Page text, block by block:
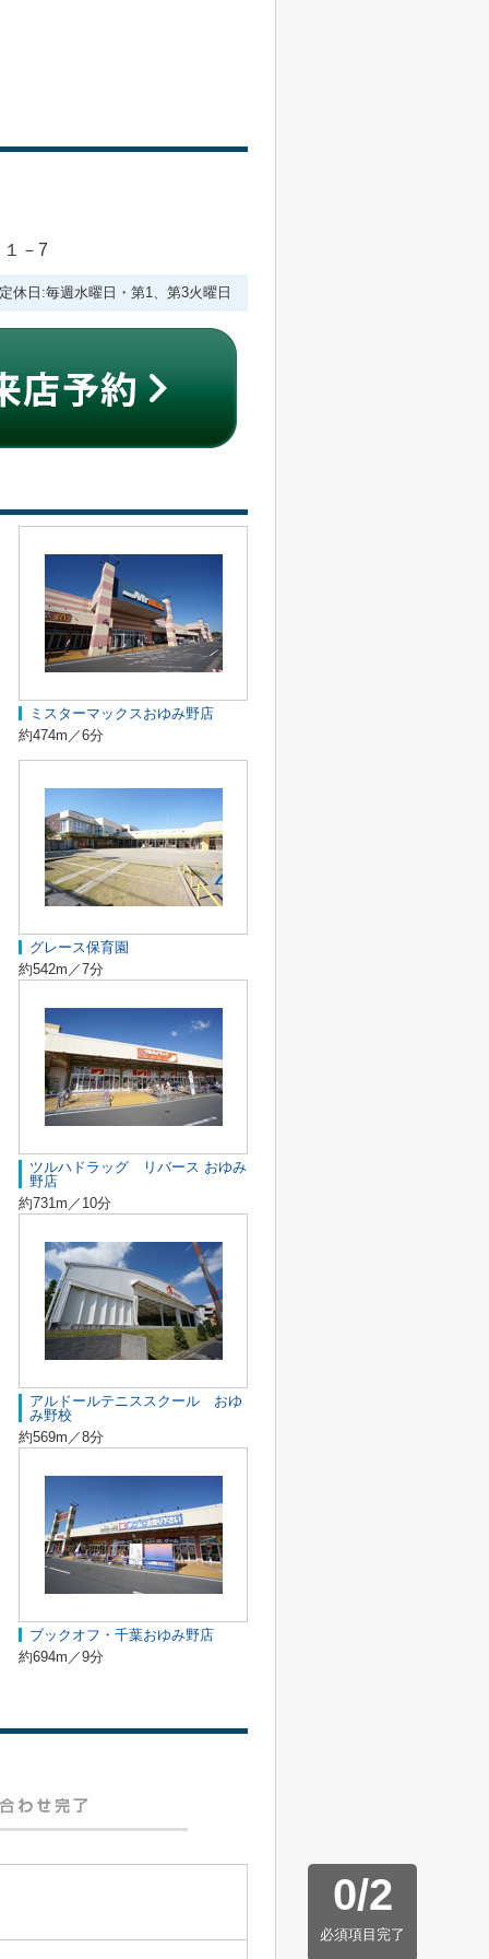
－7
休日:毎週水曜日・第1、第3火曜日
ミスターマックスおゆみ野店
約474m／6分
グレース保育園
約542m／7分
ツルハドラッグ リバース おゆみ
野店
約731m／10分
アルドールテニススクール おゆ
み野校
約569m／8分
ブックオフ・千葉おゆみ野店
約694m／9分
0/2
必須項目完了